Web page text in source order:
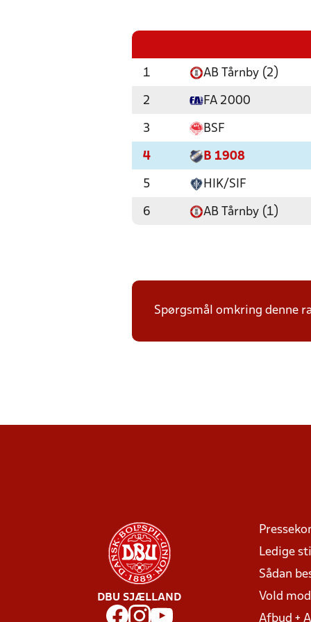
1 AB Tårnby (2)
2 FA 2000
3 BSF
4 B 1908
5 HIK/SIF
6 AB Tårnby (1)
Spørgsmål omkring denne
DBU SJÆLLAND
Ledige
Sådan
Vold
Afbud +